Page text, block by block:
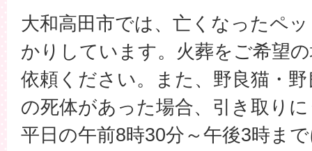
大和高田市では、亡くなったペ
かりしています。火葬をご希望
依頼ください。また、野良猫・
の死体があった場合、引き取り
平日の午前8時30分～午後3時ま